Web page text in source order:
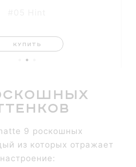
КУПИТЬ
9 роскошных
из которых отражает